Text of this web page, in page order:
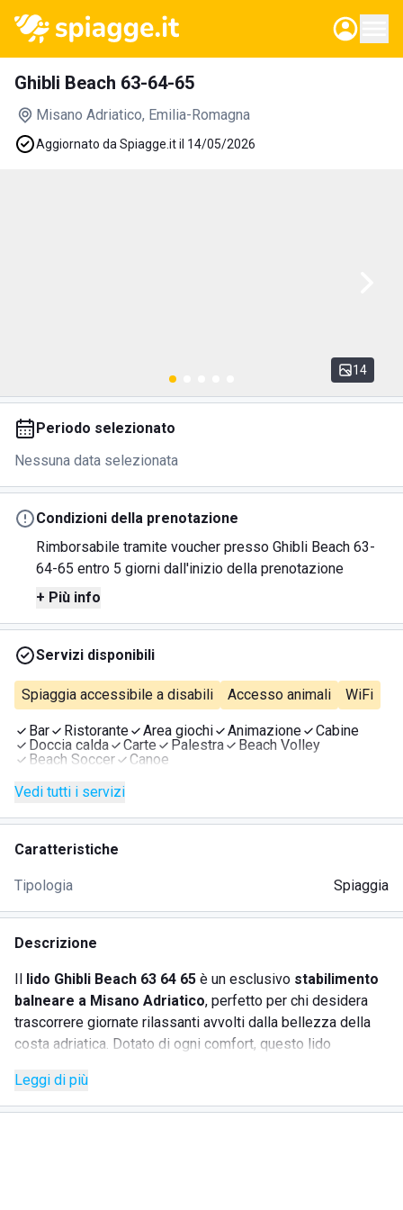
Ghibli Beach 63-64-65
Misano Adriatico, Emilia-Romagna
Aggiornato da Spiagge.it il 14/05/2026
14
Periodo selezionato
Nessuna data selezionata
Condizioni della prenotazione
Rimborsabile tramite voucher presso Ghibli Beach 63-
64-65 entro 5 giorni dall'inizio della prenotazione
+ Più info
Servizi disponibili
Spiaggia accessibile a disabili Accesso animali WiFi
Bar Ristorante Area giochi Animazione
Cabine
Doccia calda
Carte Palestra
Beach Volley
Beach Soccer
Canoe
Vedi tutti i servizi
Caratteristiche
Tipologia Spiaggia
Descrizione
Il lido Ghibli Beach 63 64 65 è un esclusivo stabilimento
balneare a Misano Adriatico, perfetto per chi desidera
trascorrere giornate rilassanti avvolti dalla bellezza della
costa adriatica. Dotato di ogni comfort, questo lido
famiglie, coppie e gruppi di amici.
Leggi di più